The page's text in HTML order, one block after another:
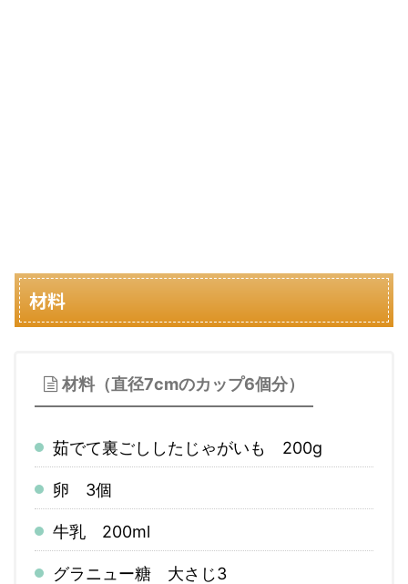
材料
材料（直径7cmのカップ6個分）
茹でて裏ごししたじゃがいも 200g
卵 3個
牛乳 200ml
グラニュー糖 大さじ3